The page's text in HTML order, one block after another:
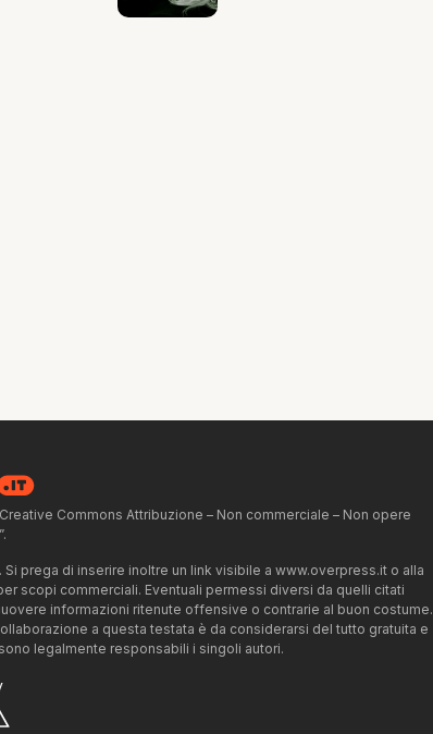
Commons Attribuzione – Non commerciale – Non opere
prega di inserire inoltre un link visibile a www.overpress.it o alla
scopi commerciali. Eventuali permessi diversi da quelli citati
informazioni ritenute offensive o contrarie al buon costume.
a questa testata è da considerarsi del tutto gratuita e
legalmente responsabili i singoli autori.